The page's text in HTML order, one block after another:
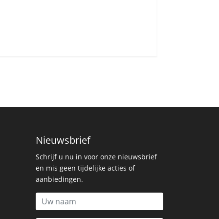
Nieuwsbrief
Schrijf u nu in voor onze nieuwsbrief
en mis geen tijdelijke acties of
aanbiedingen.